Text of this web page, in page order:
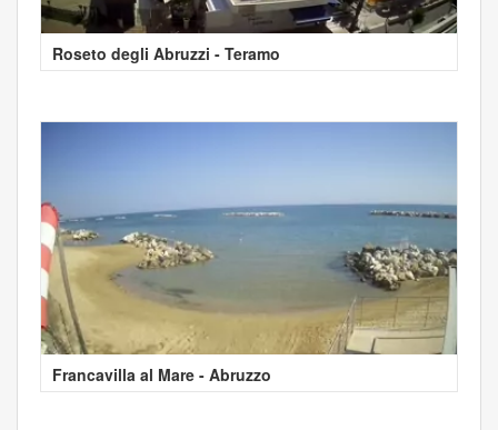
Roseto degli Abruzzi - Teramo
Francavilla al Mare - Abruzzo